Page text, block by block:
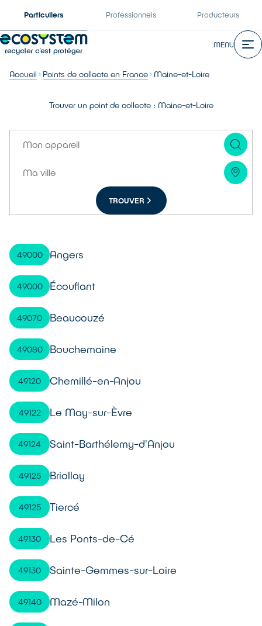
Particuliers Professionnels Producteurs
MENU
Accueil Points de collecte en France Maine-et-Loire
Trouver un point de collecte : Maine-et-Loire
TROUVER
49000 Angers
49000 Écouflant
49070 Beaucouzé
49080 Bouchemaine
49120 Chemillé-en-Anjou
49122 Le May-sur-Èvre
49124 Saint-Barthélemy-d'Anjou
49125 Briollay
49125 Tiercé
49130 Les Ponts-de-Cé
49130 Sainte-Gemmes-sur-Loire
49140 Mazé-Milon